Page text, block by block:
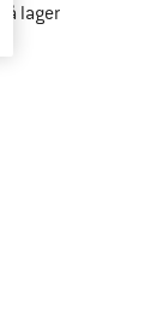
lager